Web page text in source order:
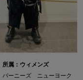
所属：ウィメンズ
バーニーズ ニューヨーク